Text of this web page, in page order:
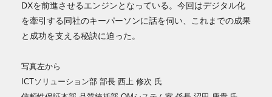
DXを前進させるエンジンとなっている。今回はデジタル化
を牽引する同社のキーパーソンに話を伺い、これまでの成果
と成功を支える秘訣に迫った。
写真左から
ICTソリューション部 部長 西上 修次 氏